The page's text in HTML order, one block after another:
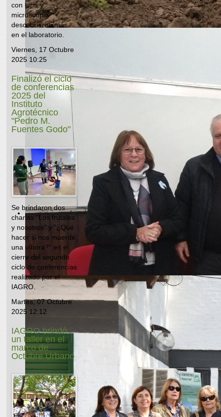
con lupa y
microscopio
descubrieron más
en el laboratorio.
Viernes, 17 Octubre
2025 10:25
Finalizó el ciclo
de conferencias
2025 del
Instituto
Agrotécnico
"Pedro M.
Fuentes Godo"
Se brindaron dos
charlas “Los frutales
y nosotros” y “¿Qué
hacer si nos muerde
una víbora?” en el
cierre del segundo
ciclo de conferencias
realizado por el
IAGRO.
Martes, 07 Octubre
2025 12:12
IAGRO brindó
un taller en el
marco de
Octubre Urbano